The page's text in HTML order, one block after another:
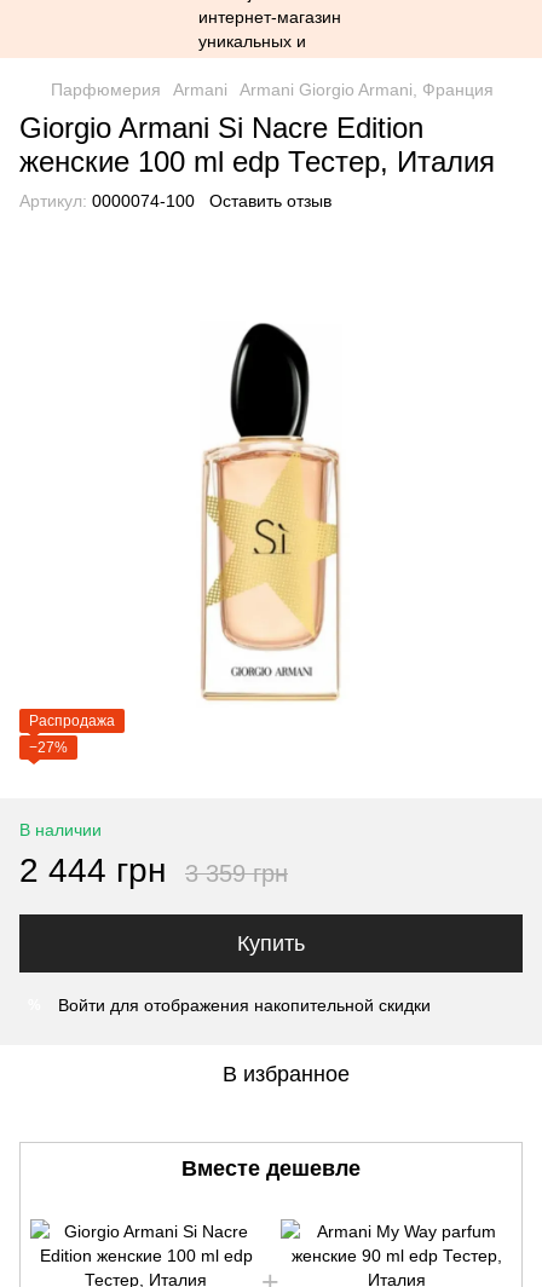
Парфюмерия Armani Armani Giorgio Armani, Франция
Giorgio Armani Si Nacre Edition
женские 100 ml edp Тестер, Италия
Артикул: 0000074-100 Оставить отзыв
Распродажа
−27%
В наличии
2 444 грн 3 359 грн
Купить
Войти для отображения накопительной скидки
В избранное
Вместе дешевле